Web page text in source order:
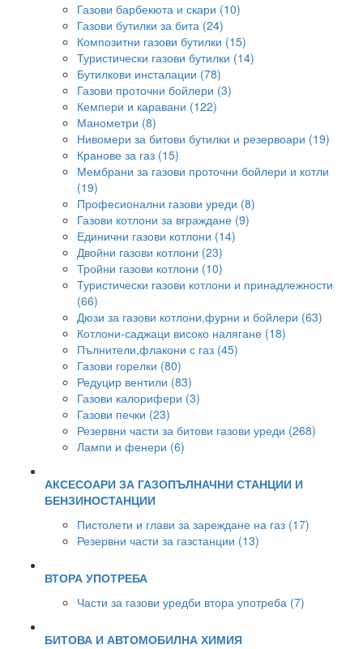
Газови барбекюта и скари (10)
Газови бутилки за бита (24)
Композитни газови бутилки (15)
Туристически газови бутилки (14)
Бутилкови инсталации (78)
Газови проточни бойлери (3)
Кемпери и каравани (122)
Манометри (8)
Нивомери за битови бутилки и резервоари (19)
Кранове за газ (15)
Мембрани за газови проточни бойлери и котли
(19)
Професионални газови уреди (8)
Газови котлони за вграждане (9)
Единични газови котлони (14)
Двойни газови котлони (23)
Тройни газови котлони (10)
Туристически газови котлони и принадлежности
(66)
Дюзи за газови котлони,фурни и бойлери (63)
Котлони-саджаци високо налягане (18)
Пълнители,флакони с газ (45)
Газови горелки (80)
Редуцир вентили (83)
Газови калорифери (3)
Газови печки (23)
Резервни части за битови газови уреди (268)
Лампи и фенери (6)
АКСЕСОАРИ ЗА ГАЗОПЪЛНАЧНИ СТАНЦИИ И
БЕНЗИНОСТАНЦИИ
Пистолети и глави за зареждане на газ (17)
Резервни части за газстанции (13)
ВТОРА УПОТРЕБА
Части за газови уредби втора употреба (7)
БИТОВА И АВТОМОБИЛНА ХИМИЯ